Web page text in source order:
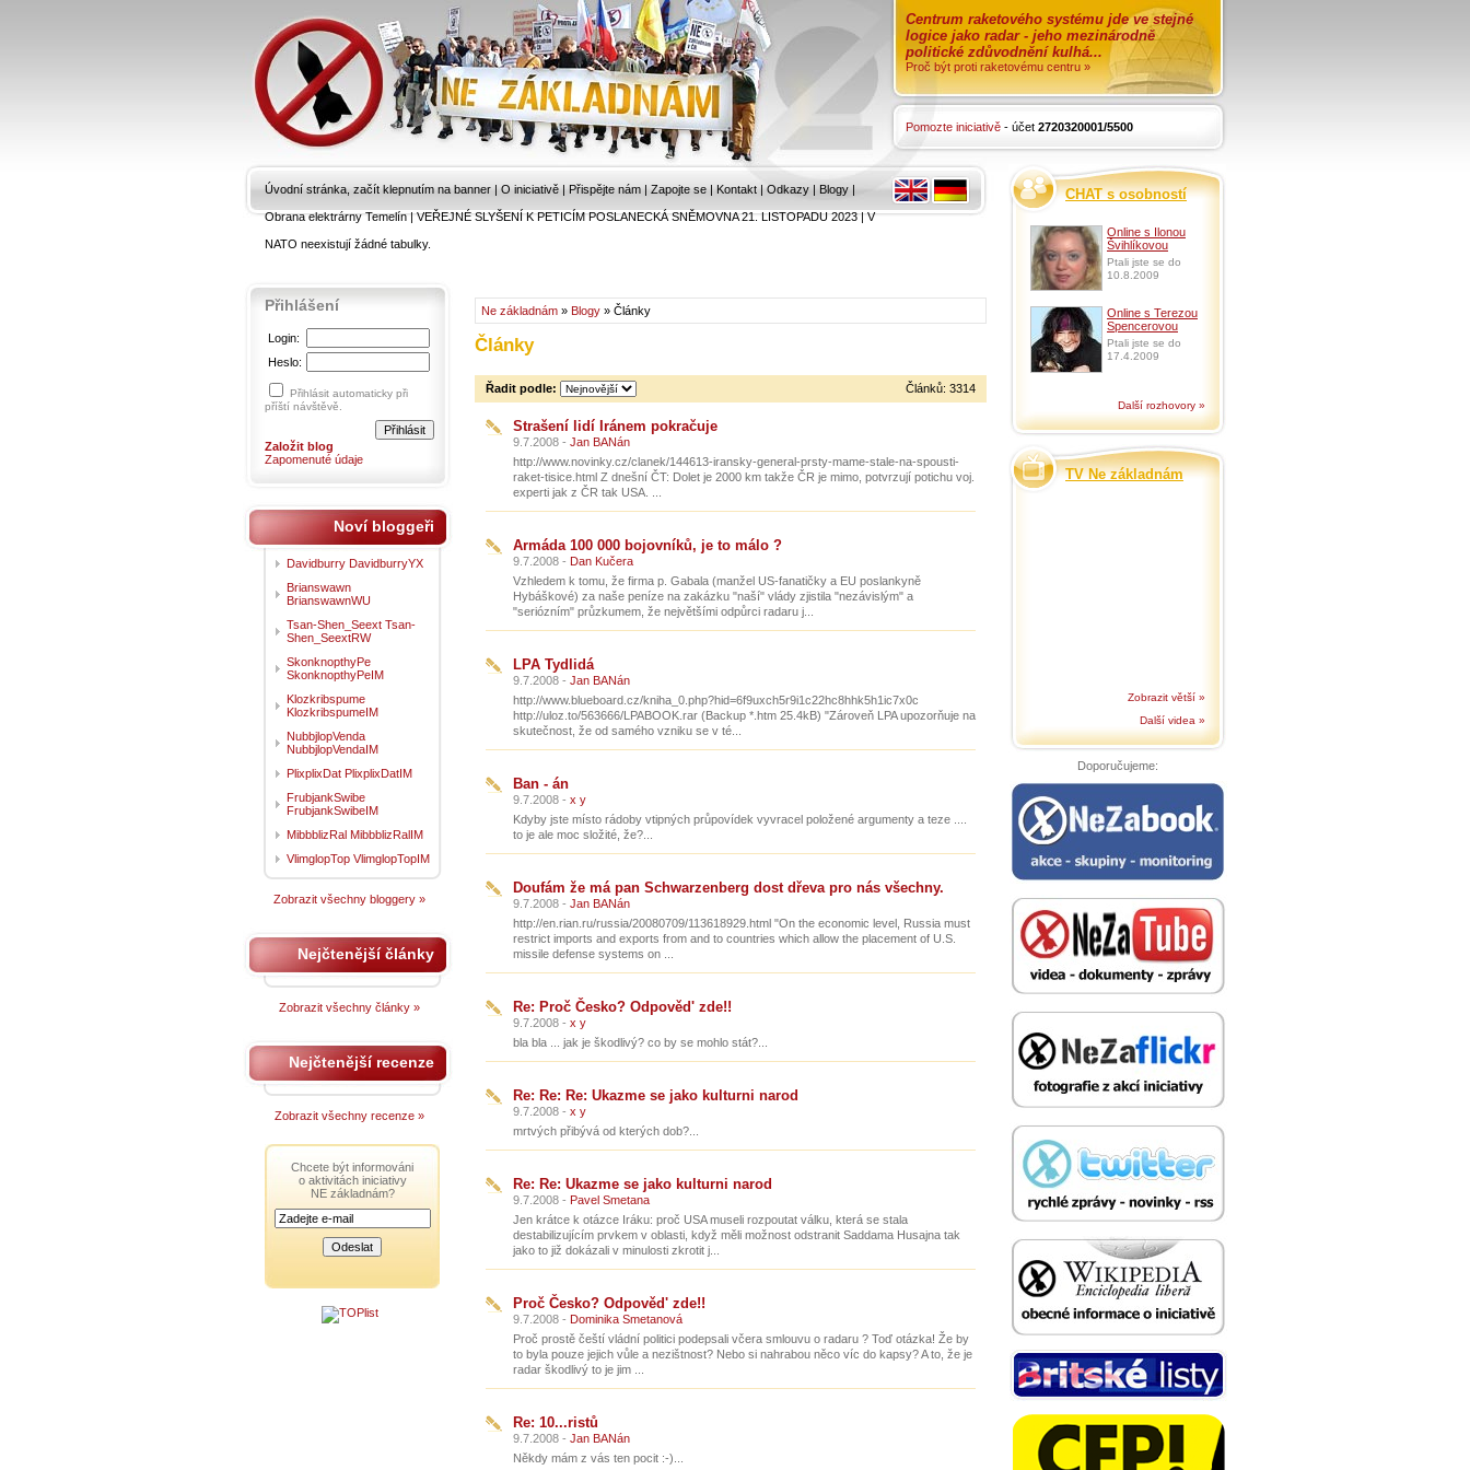
Centrum raketového systému jde ve stejné
logice jako radar - jeho mezinárodně
politické zdůvodnění kulhá...
Proč být proti raketovému centru »
Pomozte iniciativě - účet 2720320001/5500
Úvodní stránka, začít klepnutím na banner | O iniciativě | Přispějte nám | Zapojte se | Kontakt | Odkazy | Blogy |
Obrana elektrárny Temelín|VEŘEJNÉ SLYŠENÍ K PETICÍM POSLANECKÁ SNĚMOVNA 21. LISTOPADU 2023|V
NATO neexistují žádné tabulky.
Ne základnám » Blogy » Články
Články
Článků: 3314
Řadit podle:
Strašení lidí Iránem pokračuje
9.7.2008 - Jan BANán
http://www.novinky.cz/clanek/144613-iransky-general-prsty-mame-stale-na-spousti-
raket-tisice.html Z dnešní ČT: Dolet je 2000 km takže ČR je mimo, potvrzují potichu voj.
experti jak z ČR tak USA. ...
Armáda 100 000 bojovníků, je to málo ?
9.7.2008 - Dan Kučera
Vzhledem k tomu, že firma p. Gabala (manžel US-fanatičky a EU poslankyně
Hybáškové) za naše peníze na zakázku "naší" vlády zjistila "nezávislým" a
"seriózním" průzkumem, že největšími odpůrci radaru j...
LPA Tydlidá
9.7.2008 - Jan BANán
http://www.blueboard.cz/kniha_0.php?hid=6f9uxch5r9i1c22hc8hhk5h1ic7x0c
http://uloz.to/563666/LPABOOK.rar (Backup *.htm 25.4kB) "Zároveň LPA upozorňuje na
skutečnost, že od samého vzniku se v té...
Ban - án
9.7.2008 - x y
Kdyby jste místo rádoby vtipných průpovídek vyvracel položené argumenty a teze ....
to je ale moc složité, že?...
Doufám že má pan Schwarzenberg dost dřeva pro nás všechny.
9.7.2008 - Jan BANán
http://en.rian.ru/russia/20080709/113618929.html "On the economic level, Russia must
restrict imports and exports from and to countries which allow the placement of U.S.
missile defense systems on ...
Re: Proč Česko? Odpověd' zde!!
9.7.2008 - x y
bla bla ... jak je škodlivý? co by se mohlo stát?...
Re: Re: Re: Ukazme se jako kulturni narod
9.7.2008 - x y
mrtvých přibývá od kterých dob?...
Re: Re: Ukazme se jako kulturni narod
9.7.2008 - Pavel Smetana
Jen krátce k otázce Iráku: proč USA museli rozpoutat válku, která se stala
destabilizujícím prvkem v oblasti, když měli možnost odstranit Saddama Husajna tak
jako to již dokázali v minulosti zkrotit j...
Proč Česko? Odpověd' zde!!
9.7.2008 - Dominika Smetanová
Proč prostě čeští vládní politici podepsali včera smlouvu o radaru ? Toď otázka! Že by
to byla pouze jejich vůle a nezištnost? Nebo si nahrabou něco víc do kapsy? A to, že je
radar škodlivý to je jim ...
Re: 10...ristů
9.7.2008 - Jan BANán
Někdy mám z vás ten pocit :-)...
Přihlášení
Login:
Heslo:
Přihlásit automaticky při
příští návštěvě.
Založit blog
Zapomenuté údaje
Noví bloggeři
Davidburry DavidburryYX
Brianswawn
BrianswawnWU
Tsan-Shen_Seext Tsan-
Shen_SeextRW
SkonknopthyPe
SkonknopthyPeIM
Klozkribspume
KlozkribspumeIM
NubbjlopVenda
NubbjlopVendaIM
PlixplixDat PlixplixDatIM
FrubjankSwibe
FrubjankSwibeIM
MibbblizRal MibbblizRalIM
VlimglopTop VlimglopTopIM
Zobrazit všechny bloggery »
Nejčtenější články
Zobrazit všechny články »
Nejčtenější recenze
Zobrazit všechny recenze »
Chcete být informováni
o aktivitách iniciativy
NE základnám?
CHAT s osobností
Online s Ilonou
Švihlíkovou
Ptali jste se do
10.8.2009
Online s Terezou
Spencerovou
Ptali jste se do
17.4.2009
Další rozhovory »
TV Ne základnám
Zobrazit větší »
Další videa »
Doporučujeme: